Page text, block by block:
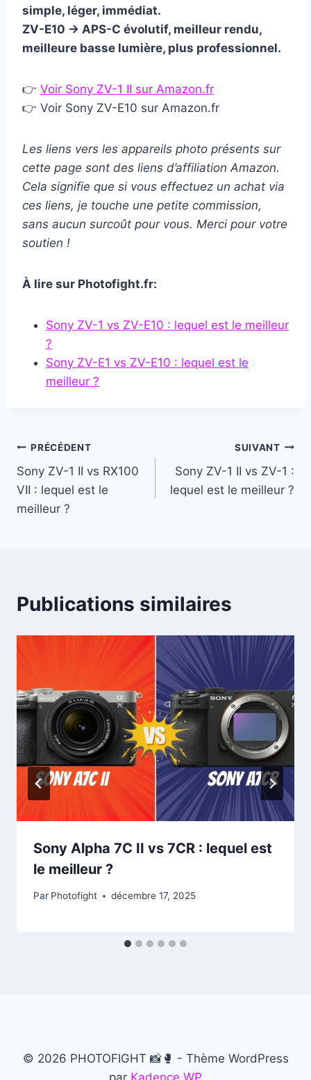
simple, léger, immédiat.
ZV-E10 → APS-C évolutif, meilleur rendu,
meilleure basse lumière, plus professionnel.
👉 Voir Sony ZV-1 II sur Amazon.fr
👉 Voir Sony ZV-E10 sur Amazon.fr
Les liens vers les appareils photo présents sur
cette page sont des liens d’affiliation Amazon.
Cela signifie que si vous effectuez un achat via
ces liens, je touche une petite commission,
sans aucun surcoût pour vous. Merci pour votre
soutien !
À lire sur Photofight.fr:
Sony ZV-1 vs ZV-E10 : lequel est le meilleur
?
Sony ZV-E1 vs ZV-E10 : lequel est le
meilleur ?
Navigation
de
l’article
PRÉCÉDENT
Sony ZV-1 II vs RX100
VII : lequel est le
meilleur ?
SUIVANT
Sony ZV-1 II vs ZV-1 :
lequel est le meilleur ?
Publications similaires
Sony Alpha 7C II vs 7CR : lequel est
le meilleur ?
Par Photofight décembre 17, 2025
© 2026 PHOTOFIGHT 📸🥊 - Thème WordPress
par Kadence WP